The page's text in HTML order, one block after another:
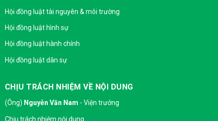
Hội đồng luật tài nguyên & môi trường
Hội đồng luật hình sự
Hội đồng luật hành chính
Hội đồng luật dân sự
CHỊU TRÁCH NHIỆM VỀ NỘI DUNG
(Ông) Nguyễn Văn Nam - Viện trưởng
Chịu trách nhiệm nội dung